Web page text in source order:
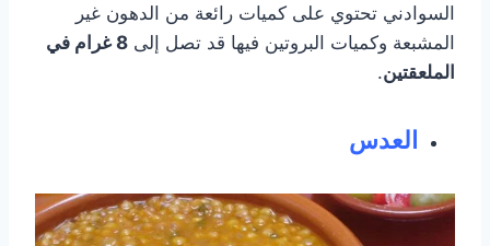
السوادني تحتوي على كميات رائعة من الدهون غير
المشبعة وكميات البروتين فيها قد تصل إلى
8 غرام في
الملعقتين.
العدس